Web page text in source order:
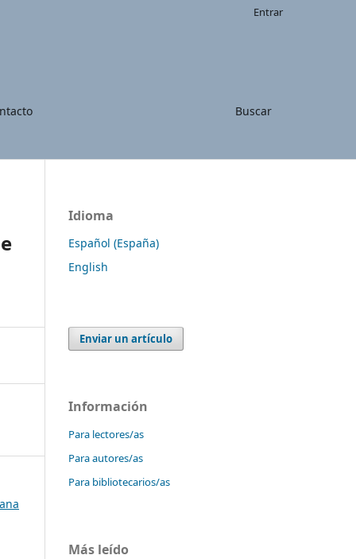
Buscar
Entrar
Idioma
Español (España)
English
Enviar un artículo
Información
Para lectores/as
Para autores/as
Para bibliotecarios/as
Más leído